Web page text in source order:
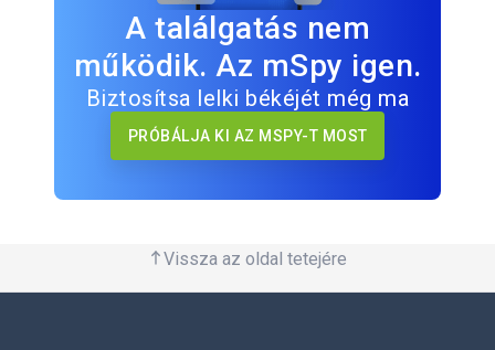
A találgatás nem
működik. Az mSpy igen.
Biztosítsa lelki békéjét még ma
PRÓBÁLJA KI AZ MSPY-T MOST
Vissza az oldal tetejére